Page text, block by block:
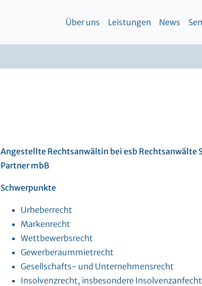
Über uns Leistungen News
Angestellte Rechtsanwältin bei esb Rechtsanwälte
Partner mbB
Schwerpunkte
Urheberrecht
Markenrecht
Wettbewerbsrecht
Gewerberaummietrecht
Gesellschafts- und Unternehmensrecht
Insolvenzrecht, insbesondere